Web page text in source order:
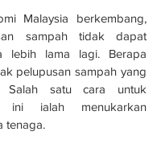
Malaysia berkembang,
sampah tidak dapat
lebih lama lagi. Berapa
pelupusan sampah yang
Salah satu cara untuk
ini ialah menukarkan
tenaga.